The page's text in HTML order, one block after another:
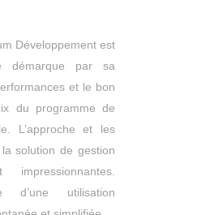
Développement est
par sa
et le bon
du programme de
L’approche et les
solution de gestion
d’une utilisation